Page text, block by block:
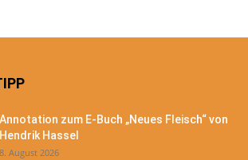
Annotation zum E-Buch „Neues Fleisch“ von
Hendrik Hassel
8. August 2026